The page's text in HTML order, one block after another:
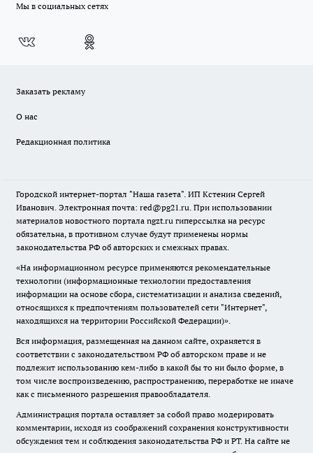
Мы в социальных сетях
Заказать рекламу
О нас
Редакционная политика
Городской интернет-портал "Наша газета". ИП Кстенин Сергей
Иванович. Электронная почта: red@pg21.ru. При использовании
материалов новостного портала ngzt.ru гиперссылка на ресурс
обязательна, в противном случае будут применены нормы
законодательства РФ об авторских и смежных правах.
«На информационном ресурсе применяются рекомендательные
технологии (информационные технологии предоставления
информации на основе сбора, систематизации и анализа сведений,
относящихся к предпочтениям пользователей сети "Интернет",
находящихся на территории Российской Федерации)».
Вся информация, размещенная на данном сайте, охраняется в
соответствии с законодательством РФ об авторском праве и не
подлежит использованию кем-либо в какой бы то ни было форме, в
том числе воспроизведению, распространению, переработке не иначе
как с письменного разрешения правообладателя.
Администрация портала оставляет за собой право модерировать
комментарии, исходя из соображений сохранения конструктивности
обсуждения тем и соблюдения законодательства РФ и РТ. На сайте не